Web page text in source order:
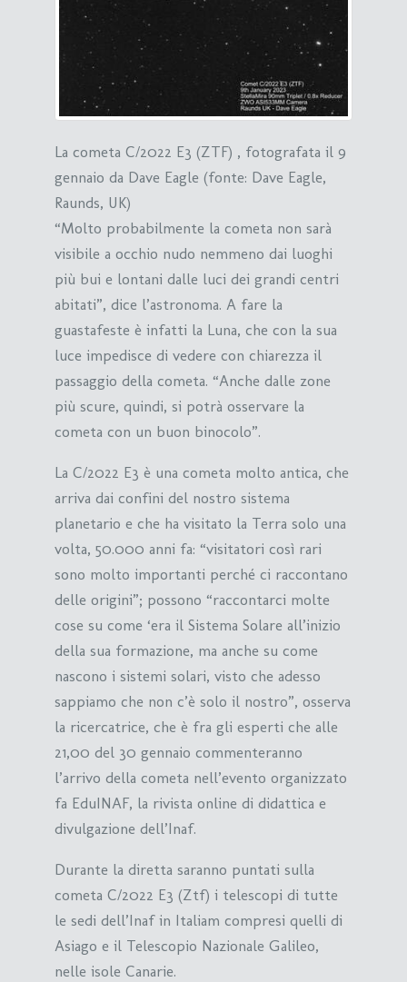
La cometa C/2022 E3 (ZTF) , fotografata il 9
gennaio da Dave Eagle (fonte: Dave Eagle,
Raunds, UK)
“Molto probabilmente la cometa non sarà
visibile a occhio nudo nemmeno dai luoghi
più bui e lontani dalle luci dei grandi centri
abitati”, dice l’astronoma. A fare la
guastafeste è infatti la Luna, che con la sua
luce impedisce di vedere con chiarezza il
passaggio della cometa. “Anche dalle zone
più scure, quindi, si potrà osservare la
cometa con un buon binocolo”.
La C/2022 E3 è una cometa molto antica, che
arriva dai confini del nostro sistema
planetario e che ha visitato la Terra solo una
volta, 50.000 anni fa: “visitatori così rari
sono molto importanti perché ci raccontano
delle origini”; possono “raccontarci molte
cose su come ‘era il Sistema Solare all’inizio
della sua formazione, ma anche su come
nascono i sistemi solari, visto che adesso
sappiamo che non c’è solo il nostro”, osserva
la ricercatrice, che è fra gli esperti che alle
21,00 del 30 gennaio commenteranno
l’arrivo della cometa nell’evento organizzato
fa EduINAF, la rivista online di didattica e
divulgazione dell’Inaf.
Durante la diretta saranno puntati sulla
cometa C/2022 E3 (Ztf) i telescopi di tutte
le sedi dell’Inaf in Italiam compresi quelli di
Asiago e il Telescopio Nazionale Galileo,
nelle isole Canarie.